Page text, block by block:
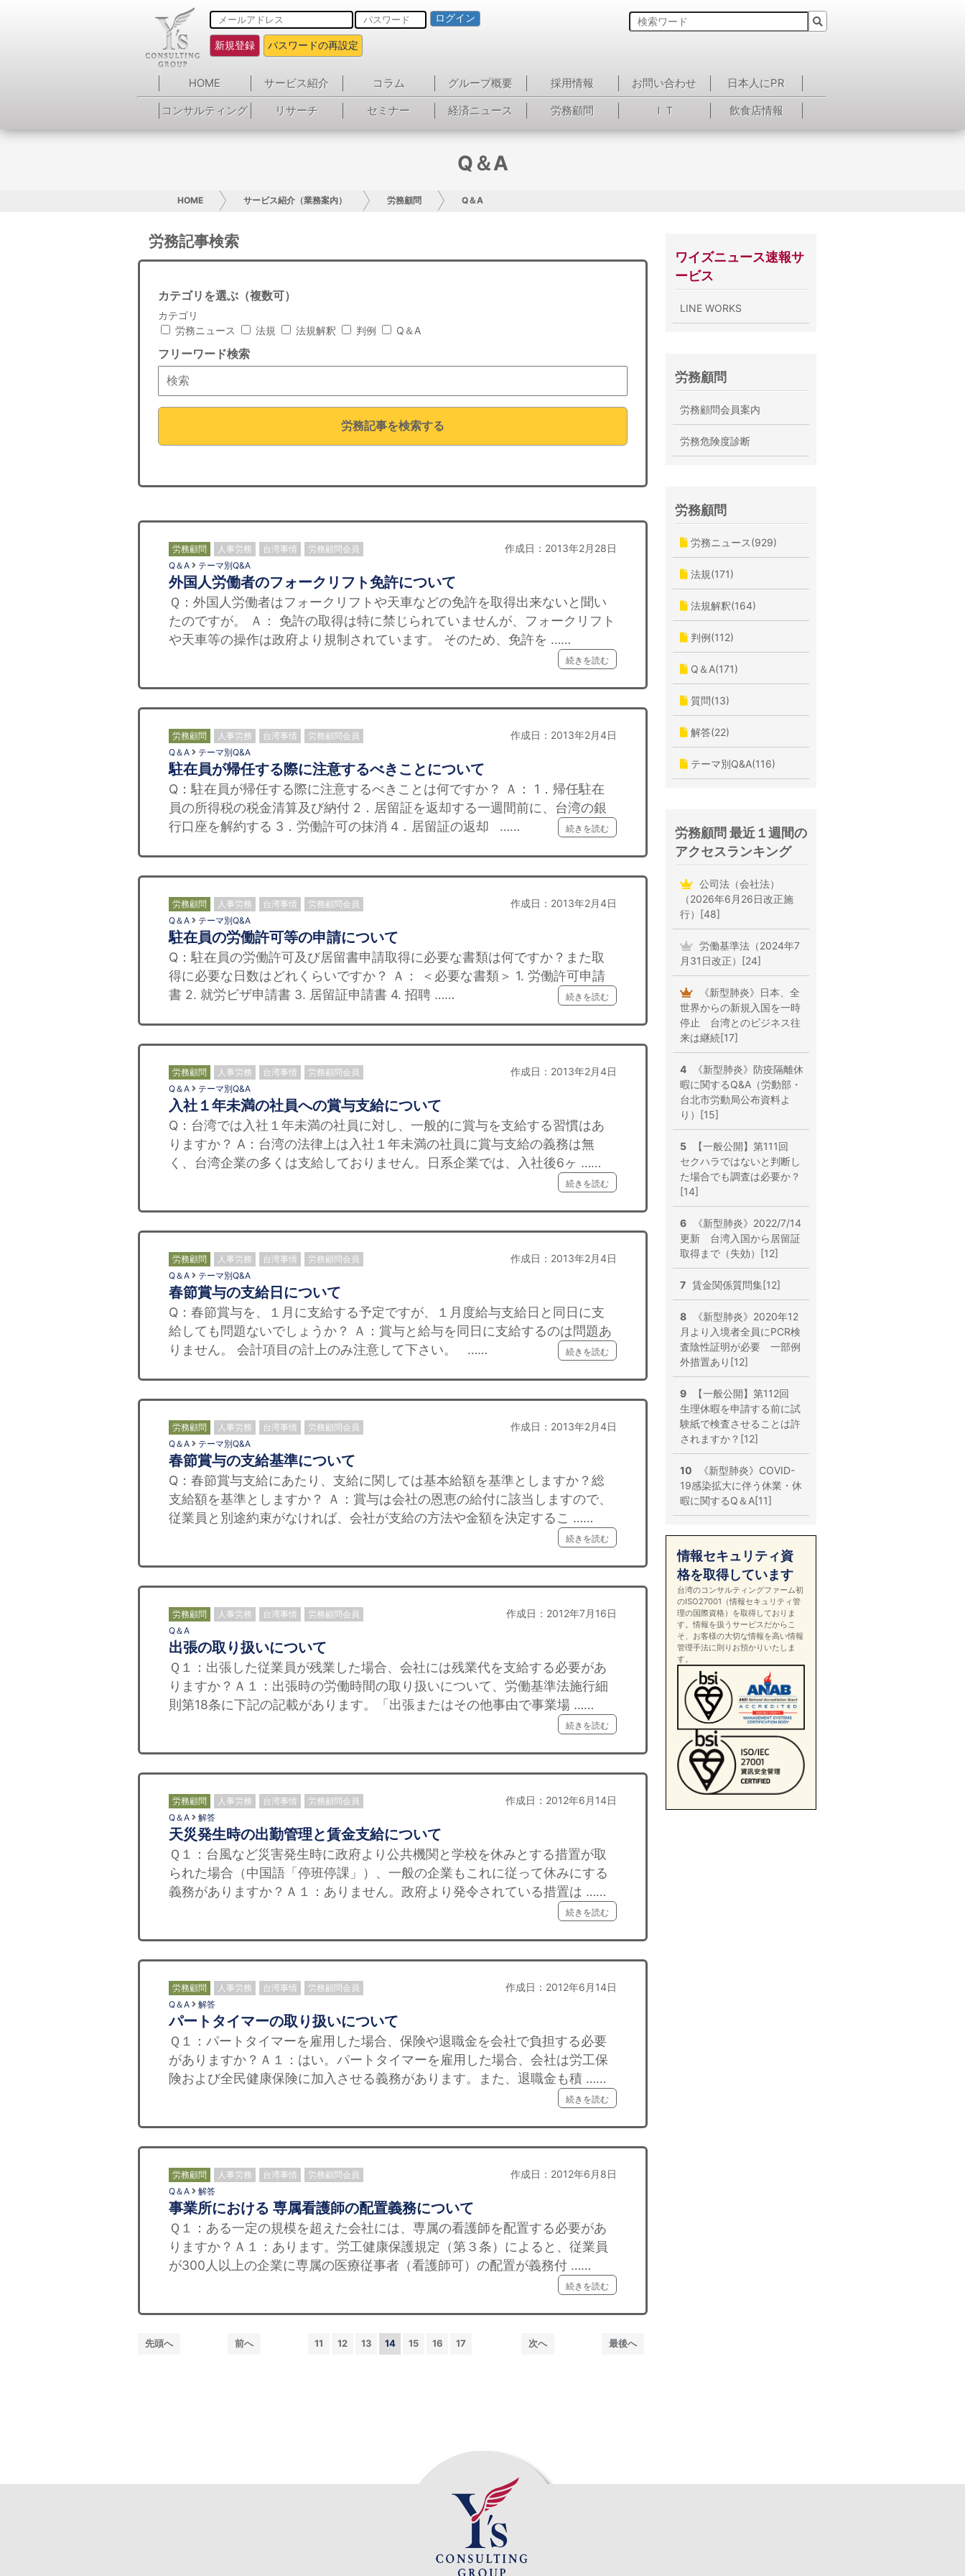
ログイン
新規登録 パスワードの再設定
HOME サービス紹介 コラム グループ概要 採用情報 お問い合わせ
日本人にPR
コンサルティング
リサーチ セミナー 経済ニュース 労務顧問 ＩＴ 飲食店情報
Q＆A
HOME サービス紹介（業務案内） 労務顧問 Q＆A
労務記事検索
カテゴリを選ぶ（複数可）
カテゴリ
労務ニュース
法規 法規解釈 判例 Q＆A
フリーワード検索
労務記事を検索する
労務顧問 人事労務 台湾事情 労務顧問会員 作成日：2013年2月28日
Q＆A テーマ別Q&A
外国人労働者のフォークリフト免許について
Ｑ：外国人労働者はフォークリフトや天車などの免許を取得出来ないと聞い
たのですが。 Ａ： 免許の取得は特に禁じられていませんが、フォークリフト
や天車等の操作は政府より規制されています。 そのため、免許を ……
続きを読む
労務顧問 人事労務 台湾事情 労務顧問会員 作成日：2013年2月4日
Q＆A テーマ別Q&A
駐在員が帰任する際に注意するべきことについて
Q：駐在員が帰任する際に注意するべきことは何ですか？ Ａ： 1．帰任駐在
員の所得税の税金清算及び納付 2．居留証を返却する一週間前に、台湾の銀
行口座を解約する 3．労働許可の抹消 4．居留証の返却 ……
続きを読む
労務顧問 人事労務 台湾事情 労務顧問会員 作成日：2013年2月4日
Q＆A テーマ別Q&A
駐在員の労働許可等の申請について
Q：駐在員の労働許可及び居留書申請取得に必要な書類は何ですか？また取
得に必要な日数はどれくらいですか？ Ａ： ＜必要な書類＞ 1. 労働許可申請
書 2. 就労ビザ申請書 3. 居留証申請書 4. 招聘 ……
続きを読む
労務顧問 人事労務 台湾事情 労務顧問会員 作成日：2013年2月4日
Q＆A テーマ別Q&A
入社１年未満の社員への賞与支給について
Q：台湾では入社１年未満の社員に対し、一般的に賞与を支給する習慣はあ
りますか？ A：台湾の法律上は入社１年未満の社員に賞与支給の義務は無
く、台湾企業の多くは支給しておりません。日系企業では、入社後6ヶ ……
続きを読む
労務顧問 人事労務 台湾事情 労務顧問会員 作成日：2013年2月4日
Q＆A テーマ別Q&A
春節賞与の支給日について
Q：春節賞与を、１月に支給する予定ですが、１月度給与支給日と同日に支
給しても問題ないでしょうか？ Ａ：賞与と給与を同日に支給するのは問題あ
りません。 会計項目の計上のみ注意して下さい。 ……
続きを読む
労務顧問 人事労務 台湾事情 労務顧問会員 作成日：2013年2月4日
Q＆A テーマ別Q&A
春節賞与の支給基準について
Q：春節賞与支給にあたり、支給に関しては基本給額を基準としますか？総
支給額を基準としますか？ Ａ：賞与は会社の恩恵の給付に該当しますので、
従業員と別途約束がなければ、会社が支給の方法や金額を決定するこ ……
続きを読む
労務顧問 人事労務 台湾事情 労務顧問会員 作成日：2012年7月16日
Q＆A
出張の取り扱いについて
Ｑ１：出張した従業員が残業した場合、会社には残業代を支給する必要があ
りますか？Ａ１：出張時の労働時間の取り扱いについて、労働基準法施行細
則第18条に下記の記載があります。「出張またはその他事由で事業場 ……
続きを読む
労務顧問 人事労務 台湾事情 労務顧問会員 作成日：2012年6月14日
Q＆A 解答
天災発生時の出勤管理と賃金支給について
Ｑ１：台風など災害発生時に政府より公共機関と学校を休みとする措置が取
られた場合（中国語「停班停課」）、一般の企業もこれに従って休みにする
義務がありますか？Ａ１：ありません。政府より発令されている措置は ……
続きを読む
労務顧問 人事労務 台湾事情 労務顧問会員 作成日：2012年6月14日
Q＆A 解答
パートタイマーの取り扱いについて
Ｑ１：パートタイマーを雇用した場合、保険や退職金を会社で負担する必要
がありますか？Ａ１：はい。パートタイマーを雇用した場合、会社は労工保
険および全民健康保険に加入させる義務があります。また、退職金も積 ……
続きを読む
労務顧問 人事労務 台湾事情 労務顧問会員 作成日：2012年6月8日
Q＆A 解答
事業所における 専属看護師の配置義務について
Ｑ１：ある一定の規模を超えた会社には、専属の看護師を配置する必要があ
りますか？Ａ１：あります。労工健康保護規定（第３条）によると、従業員
が300人以上の企業に専属の医療従事者（看護師可）の配置が義務付 ……
続きを読む
先頭へ 前へ 11 12 13 14 15 16 17 次へ 最後へ
ワイズニュース速報サ
ービス
LINE WORKS
労務顧問
労務顧問会員案内
労務危険度診断
労務顧問
労務ニュース(929)
法規(171)
法規解釈(164)
判例(112)
Q＆A(171)
質問(13)
解答(22)
テーマ別Q&A(116)
労務顧問 最近１週間の
アクセスランキング
公司法（会社法）
（2026年6月26日改正施
行）[48]
労働基準法（2024年7
月31日改正）[24]
《新型肺炎》日本、全
世界からの新規入国を一時
停止 台湾とのビジネス往
来は継続[17]
4
《新型肺炎》防疫隔離休
暇に関するQ&A（労動部・
台北市労動局公布資料よ
り）[15]
5
【一般公開】第111回
セクハラではないと判断し
た場合でも調査は必要か？
[14]
6
《新型肺炎》2022/7/14
更新 台湾入国から居留証
取得まで（失効）[12]
7 賃金関係質問集[12]
8
《新型肺炎》2020年12
月より入境者全員にPCR検
査陰性証明が必要 一部例
外措置あり[12]
9
【一般公開】第112回
生理休暇を申請する前に試
験紙で検査させることは許
されますか？[12]
10
《新型肺炎》COVID-
19感染拡大に伴う休業・休
暇に関するQ＆A[11]
情報セキュリティ資
格を取得しています
台湾のコンサルティングファーム初
のISO27001（情報セキュリティ管
理の国際資格）を取得しておりま
す。情報を扱うサービスだからこ
そ、お客様の大切な情報を高い情報
管理手法に則りお預かりいたしま
す。